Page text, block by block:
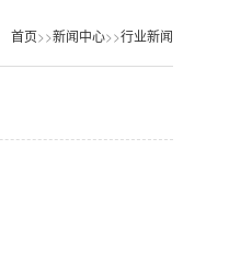
首页>>新闻中心>>行业新闻